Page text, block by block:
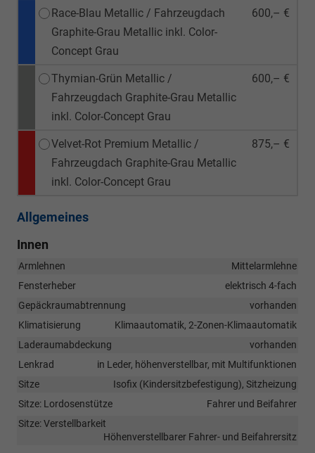
Race-Blau Metallic / Fahrzeugdach
Graphite-Grau Metallic inkl. Color-
Concept Grau
600,– €
Thymian-Grün Metallic /
Fahrzeugdach Graphite-Grau Metallic
inkl. Color-Concept Grau
600,– €
Velvet-Rot Premium Metallic /
Fahrzeugdach Graphite-Grau Metallic
inkl. Color-Concept Grau
875,– €
Allgemeines
Innen
Armlehnen
Mittelarmlehne
Fensterheber
elektrisch 4-fach
Gepäckraumabtrennung
vorhanden
Klimatisierung
Klimaautomatik, 2-Zonen-Klimaautomatik
Laderaumabdeckung
vorhanden
Lenkrad
in Leder, höhenverstellbar, mit Multifunktionen
Sitze
Isofix (Kindersitzbefestigung), Sitzheizung
Sitze: Lordosenstütze
Fahrer und Beifahrer
Sitze: Verstellbarkeit
Höhenverstellbarer Fahrer- und Beifahrersitz